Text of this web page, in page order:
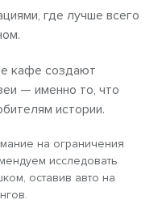
где лучше всего
кафе создают
— именно то, что
истории.
на ограничения
исследовать
оставив авто на